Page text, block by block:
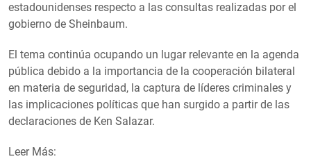
estadounidenses respecto a las consultas realizadas por el
gobierno de Sheinbaum.
El tema continúa ocupando un lugar relevante en la agenda
pública debido a la importancia de la cooperación bilateral
en materia de seguridad, la captura de líderes criminales y
las implicaciones políticas que han surgido a partir de las
declaraciones de Ken Salazar.
Leer Más: